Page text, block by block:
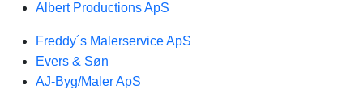
Albert Productions ApS
Freddy´s Malerservice ApS
Evers & Søn
AJ-Byg/Maler ApS